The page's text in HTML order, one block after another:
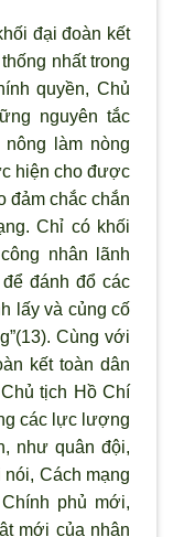
đại đoàn kết
nhất trong
quyền, Chủ
nguyên tắc
làm nòng
hiện cho được
đảm chắc chắn
Chỉ có khối
nhân lãnh
đánh đổ các
lấy và củng cố
Cùng với
kết toàn dân
tịch Hồ Chí
các lực lượng
như quân đội,
Cách mạng
phủ mới,
mới của nhân